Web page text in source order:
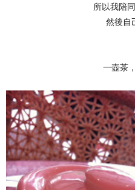
所以我陪
然後自
一壺茶